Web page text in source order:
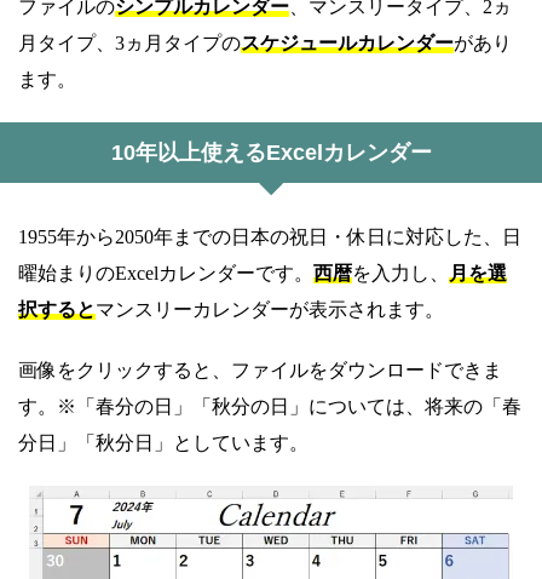
ファイルのシンプルカレンダー 、マンスリータイプ、2ヵ
月タイプ、3ヵ月タイプのスケジュールカレンダーがあり
ます。
10年以上使えるExcelカレンダー
1955年から2050年までの日本の祝日・休日に対応した、日
曜始まりのExcelカレンダーです。 西暦を入力し、 月を選
択するとマンスリーカレンダーが表示されます。
画像をクリックすると、ファイルをダウンロードできま
す。※「春分の日」「秋分の日」については、将来の「春
分日」「秋分日」としています。